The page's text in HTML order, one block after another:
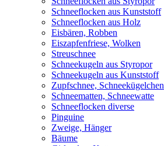
Schneeflocken aus Kunststoff
Schneeflocken aus Holz
Eisbären, Robben
Eiszapfenfriese, Wolken
Streuschnee
Schneekugeln aus Styropor
Schneekugeln aus Kunststoff
Zupfschnee, Schneekügelchen
Schneematten, Schneewatte
Schneeflocken diverse
Pinguine
Zweige, Hänger
Bäume